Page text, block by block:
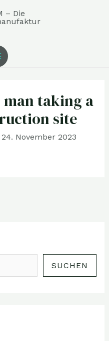
man taking a
site
24. November 2023
SUCHEN